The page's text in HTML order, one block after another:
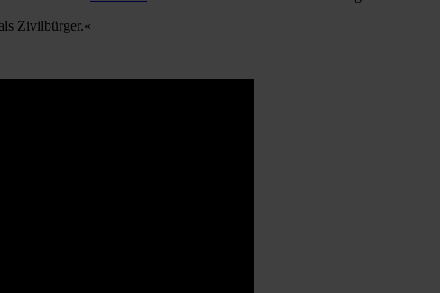
Zivilbürger.«